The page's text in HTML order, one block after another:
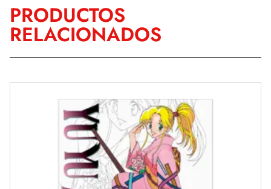
PRODUCTOS
RELACIONADOS